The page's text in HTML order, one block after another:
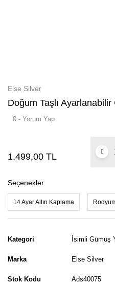
Else Silver
Doğum Taşlı
0 - Yorum Yap
1.499,00 TL
Seçenekler
14 Ayar Altın Kaplama
Kategori İsimli Gümüş
Marka Else Silver
Stok Kodu Ads40075